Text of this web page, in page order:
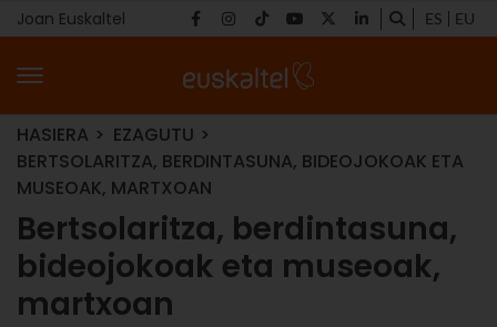
Joan Euskaltel ES EU
HASIERA
EZAGUTU
BERTSOLARITZA, BERDINTASUNA, BIDEOJOKOAK ETA
MUSEOAK, MARTXOAN
Bertsolaritza, berdintasuna,
bideojokoak eta museoak,
martxoan